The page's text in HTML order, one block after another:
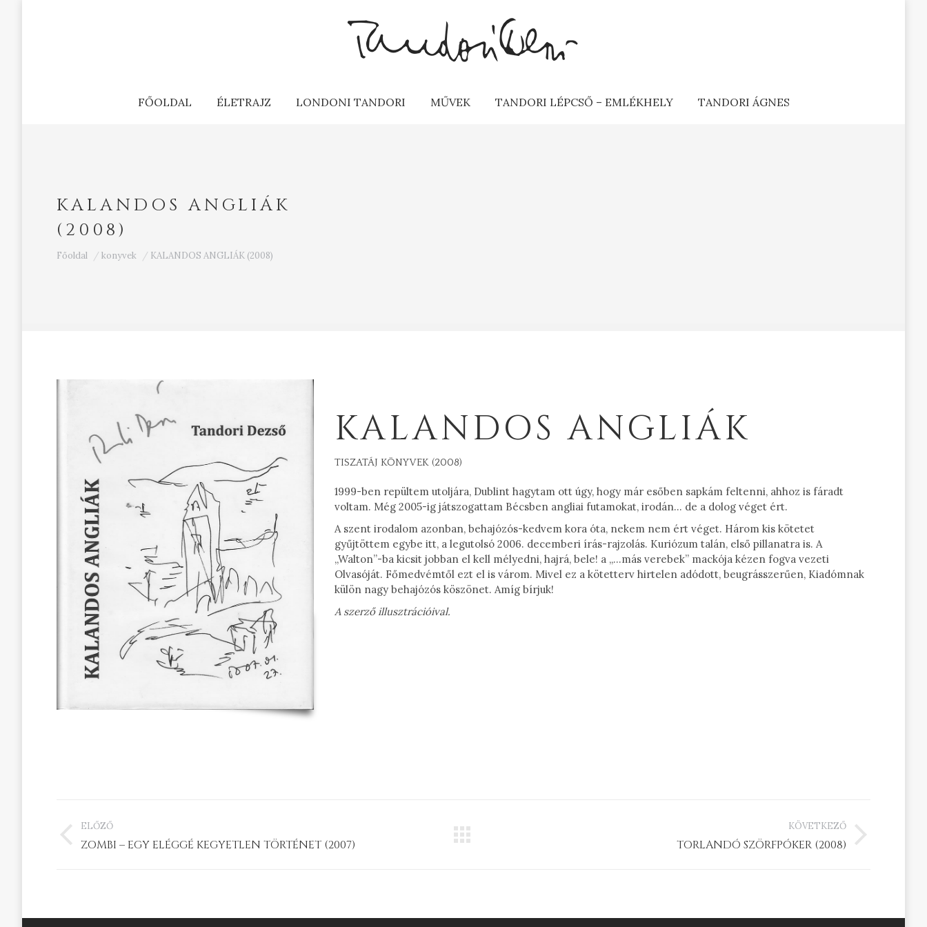
FŐOLDAL ÉLETRAJZ LONDONI TANDORI MŰVEK TANDORI LÉPCSŐ – EMLÉKHELY TANDORI ÁGNES
KALANDOS ANGLIÁK
(2008)
Ön itt van:
Főoldal konyvek KALANDOS ANGLIÁK (2008)
KALANDOS ANGLIÁK
TISZATÁJ KÖNYVEK (2008)
1999-ben repültem utoljára, Dublint hagytam ott úgy, hogy már esőben sapkám feltenni, ahhoz is fáradt
voltam. Még 2005-ig játszogattam Bécsben angliai futamokat, irodán… de a dolog véget ért.
A szent irodalom azonban, behajózós-kedvem kora óta, nekem nem ért véget. Három kis kötetet
gyűjtöttem egybe itt, a legutolsó 2006. decemberi írás-rajzolás. Kuriózum talán, első pillanatra is. A
„Walton”-ba kicsit jobban el kell mélyedni, hajrá, bele! a „…más verebek” mackója kézen fogva vezeti
Olvasóját. Főmedvémtől ezt el is várom. Mivel ez a kötetterv hirtelen adódott, beugrásszerűen, Kiadómnak
külön nagy behajózós köszönet. Amíg bírjuk!
A szerző illusztrációival.
PROJECT
NAVIGATION
ELŐZŐ
Previous
ZOMBI – EGY ELÉGGÉ KEGYETLEN TÖRTÉNET (2007)
KÖVETKEZŐ
TORLANDÓ SZÖRFPÓKER (2008)